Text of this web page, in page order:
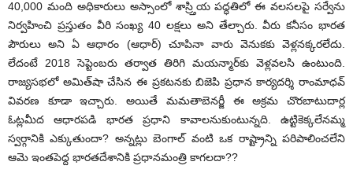
40,000 మంది అధికారులు అస్సాంలో శాస్ర్తియ పద్ధతిలో ఈ వలసలపై సర్వేను
నిర్వహించి ప్రస్తుతం వీరి సంఖ్య 40 లక్షలు అని తేల్చారు. వీరు కనీసం భారత
పౌరులు అని ఏ ఆధారం (ఆధార్) చూపినా వారు వెనుకకు వెళ్లనక్కరలేదు.
లేదంటే 2018 సెప్టెంబరు తర్వాత తిరిగి మయన్మార్‌కు వెళ్లవలసి ఉంటుంది.
రాజ్యసభలో అమిత్‌షా చేసిన ఈ ప్రకటనకు బిజెపి ప్రధాన కార్యదర్శి రాంమాధవ్
వివరణ కూడా ఇచ్చారు. అయితే మమతాబెనర్జీ ఈ అక్రమ చొరబాటుదార్ల
ఓట్లమీద ఆధారపడి భారత ప్రధాని కావాలనుకుంటున్నది. ఉట్టికెక్కలేనమ్మ
స్వర్గానికి ఎక్కుతుందా? అన్నట్లు బెంగాల్ వంటి ఒక రాష్ట్రాన్ని పరిపాలించలేని
ఆమె ఇంతపెద్ద భారతదేశానికి ప్రధానమంత్రి కాగలదా??